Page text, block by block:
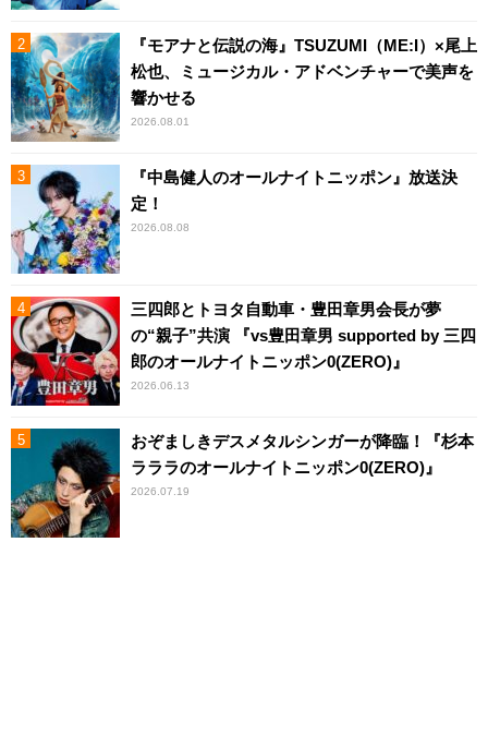
『モアナと伝説の海』TSUZUMI（ME:I）×尾上
松也、ミュージカル・アドベンチャーで美声を
響かせる
2026.08.01
『中島健人のオールナイトニッポン』放送決
定！
2026.08.08
三四郎とトヨタ自動車・豊田章男会長が夢
の“親子”共演 『vs豊田章男 supported by 三四
郎のオールナイトニッポン0(ZERO)』
2026.06.13
おぞましきデスメタルシンガーが降臨！『杉本
ラララのオールナイトニッポン0(ZERO)』
2026.07.19